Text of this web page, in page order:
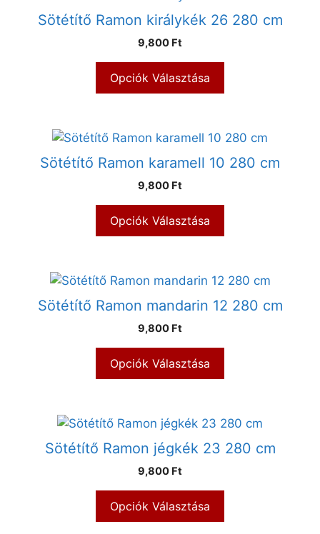
Sötétítő Ramon királykék 26 280 cm
9,800 Ft
Opciók Választása
Sötétítő Ramon karamell 10 280 cm
9,800 Ft
Opciók Választása
Sötétítő Ramon mandarin 12 280 cm
9,800 Ft
Opciók Választása
Sötétítő Ramon jégkék 23 280 cm
9,800 Ft
Opciók Választása